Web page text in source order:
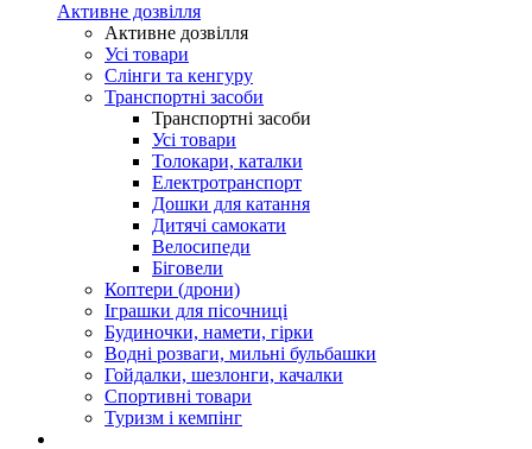
Активне дозвілля
Активне дозвілля
Усі товари
Слінги та кенгуру
Транспортні засоби
Транспортні засоби
Усі товари
Толокари, каталки
Електротранспорт
Дошки для катання
Дитячі самокати
Велосипеди
Біговели
Коптери (дрони)
Іграшки для пісочниці
Будиночки, намети, гірки
Водні розваги, мильні бульбашки
Гойдалки, шезлонги, качалки
Спортивні товари
Туризм і кемпінг